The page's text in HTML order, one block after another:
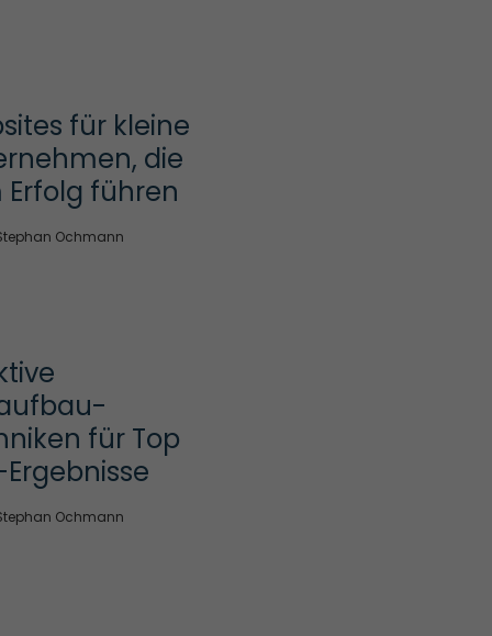
für kleine
die
Erfolg führen
Ochmann
für Top
Ergebnisse
Ochmann